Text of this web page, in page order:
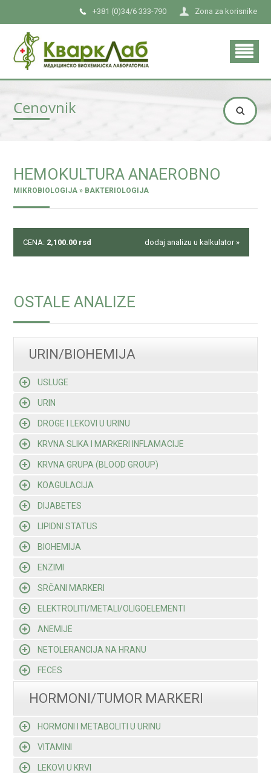
Zona za korisnike
+381 (0)34/6 333-790
Cenovnik
HEMOKULTURA ANAEROBNO
MIKROBIOLOGIJA » BAKTERIOLOGIJA
CENA: 2,100.00 rsd dodaj analizu u kalkulator »
OSTALE ANALIZE
URIN/BIOHEMIJA
USLUGE
URIN
DROGE I LEKOVI U URINU
KRVNA SLIKA I MARKERI INFLAMACIJE
KRVNA GRUPA (BLOOD GROUP)
KOAGULACIJA
DIJABETES
LIPIDNI STATUS
BIOHEMIJA
ENZIMI
SRČANI MARKERI
ELEKTROLITI/METALI/OLIGOELEMENTI
ANEMIJE
NETOLERANCIJA NA HRANU
FECES
HORMONI/TUMOR MARKERI
HORMONI I METABOLITI U URINU
VITAMINI
LEKOVI U KRVI